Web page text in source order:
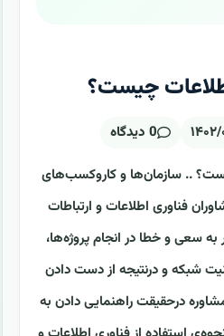
چیست؟
۲۶ 0 دیدگاه
.. سازمان‌ها و کاروکسب‌های
فناوری اطلاعات و ارتباطات
سعی و خطا در انجام پروژه‌ها،
شبکه و درنتیجه از دست دادن
درحقیقت راهنمایی دادن به